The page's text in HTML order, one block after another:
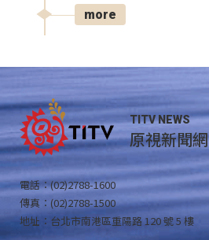
more
TITV NEWS
原視新聞網
電話：(02)2788-1600
傳真：(02)2788-1500
地址：台北市南港區重陽路 120 號 5 樓